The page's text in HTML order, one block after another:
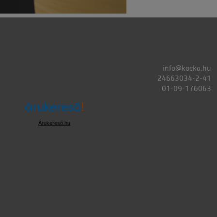
info@kocka.hu
24663034-2-41
01-09-176063
Árukereső.hu